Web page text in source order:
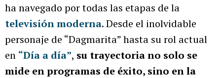
ha navegado por todas las etapas de la
televisión moderna. Desde el inolvidable
personaje de “Dagmarita” hasta su rol actual
en “Día a día”, su trayectoria no solo se
mide en programas de éxito, sino en la